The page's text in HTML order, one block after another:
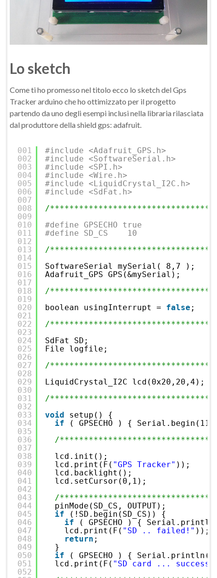
Lo sketch
Come ti ho promesso nel titolo ecco lo sketch del Gps
Tracker arduino che ho ottimizzato per il progetto
partendo da uno degli esempi inclusi nella libraria rilasciata
dal produttore della shield gps: adafruit.
001
002
003
004
005
006
007
008
009
010
011
012
013
014
015
016
017
018
019
020
021
022
023
024
025
026
027
028
029
030
031
032
033
034
035
036
037
038
039
040
041
042
043
044
045
046
047
048
049
050
051
052
#include <Adafruit_GPS.h>
#include <SoftwareSerial.h>
#include <SPI.h>
#include <Wire.h>
#include <LiquidCrystal_I2C.h>
#include <SdFat.h>
/
#define GPSECHO true
#define SD_CS    10
/
SoftwareSerial mySerial( 8,7 );
Adafruit_GPS GPS(&mySerial);
/
boolean usingInterrupt = false ;
/
SdFat SD;
File logfile;
/
LiquidCrystal_I2C lcd(0x20,20,4);
/
void
setup() {
if
( GPSECHO ) {
/
lcd.init();
lcd.print(F( "GPS Tracker" ));
lcd.backlight();
lcd.setCursor(0,1);
/
pinMode(SD_CS, OUTPUT);
if
(!SD.begin(SD_CS)) {
if
( GPSECHO ) {
lcd.print(F( "SD .. failed!" ));
return ;
}
if
( GPSECHO ) {
lcd.print(F( "SD card ... success"